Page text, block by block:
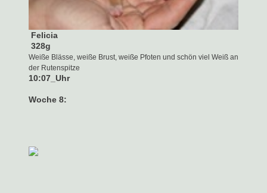
Felicia
328g
Weiße Blässe, weiße Brust, weiße Pfoten und schön viel Weiß an
der Rutenspitze
10:07 Uhr
Woche 8: